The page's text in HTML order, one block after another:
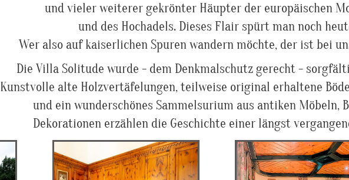
und vieler weiterer gekrönter Häupter der europäischen
und des Hochadels. Dieses Flair spürt man noch
Wer also auf kaiserlichen Spuren wandern möchte, der ist bei
Die Villa Solitude wurde - dem Denkmalschutz gerecht -
Kunstvolle alte Holzvertäfelungen, teilweise original erhaltene
und ein wunderschönes Sammelsurium aus antiken Möbeln,
Dekorationen erzählen die Geschichte einer längst